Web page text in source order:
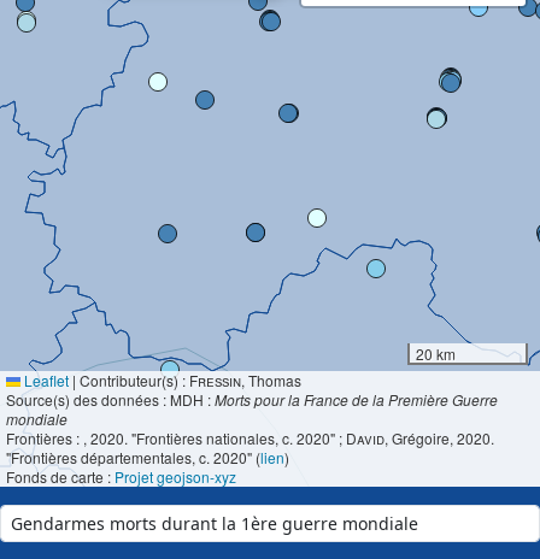
20 km
Leaflet | Contributeur(s) : Fressin, Thomas
Source(s) des données : MDH :Morts pour la France de la Première Guerre
mondiale
Frontières : , 2020. "Frontières nationales, c. 2020" ; David, Grégoire, 2020.
"Frontières départementales, c. 2020" (lien)
Fonds de carte : Projet geojson-xyz